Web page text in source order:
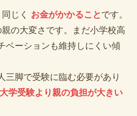
じく お金がかかること です。
の大変さです。まだ小学校高
ベーションも維持しにくい傾
三脚で受験に臨む必要があり
学受験より親の負担が大きい